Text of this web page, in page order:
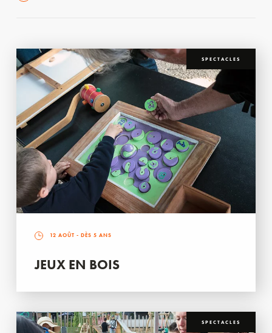
SPECTACLES
12 AOÛT - DÈS 5 ANS
JEUX EN BOIS
SPECTACLES